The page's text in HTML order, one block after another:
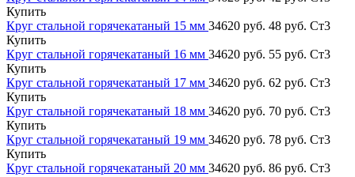
Купить
Круг стальной горячекатаный 15 мм 34620 руб. 48 руб. Ст3
Купить
Круг стальной горячекатаный 16 мм 34620 руб. 55 руб. Ст3
Купить
Круг стальной горячекатаный 17 мм 34620 руб. 62 руб. Ст3
Купить
Круг стальной горячекатаный 18 мм 34620 руб. 70 руб. Ст3
Купить
Круг стальной горячекатаный 19 мм 34620 руб. 78 руб. Ст3
Купить
Круг стальной горячекатаный 20 мм 34620 руб. 86 руб. Ст3